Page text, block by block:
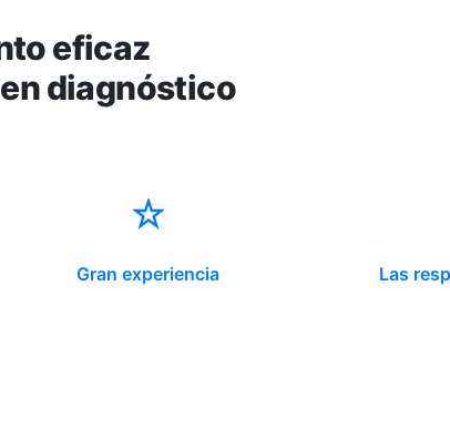
eficaz
diagnóstico
Gran experiencia Las